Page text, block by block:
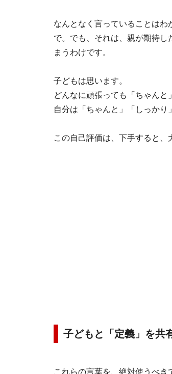
なんとなく言っていることは
で。でも、それは、親が期待
まうわけです。
子どもは思います。
どんなに頑張っても「ちゃんと
自分は「ちゃんと」「しっかり
この自己評価は、下手すると、
子どもと「定義」を共
これらの言葉を、絶対使うべき